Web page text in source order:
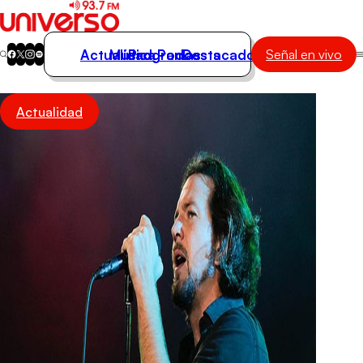
Actualidad
Música
Actualidad
Música
Programas
Podcasts
Destacados Señal en vivo
Actualidad